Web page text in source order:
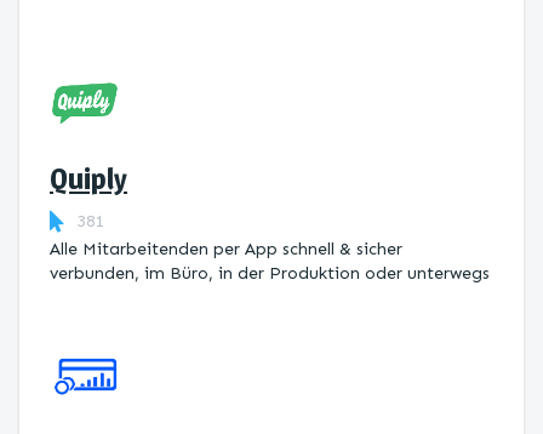
Quiply
381
Alle Mitarbeitenden per App schnell & sicher
verbunden, im Büro, in der Produktion oder unterwegs